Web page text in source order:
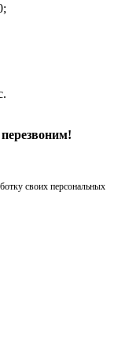
своих персональных